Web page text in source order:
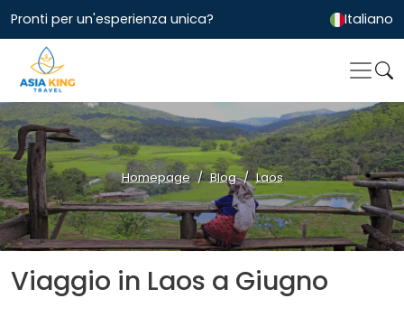
Pronti per un'esperienza unica? Italiano
Homepage Blog Laos
Viaggio in Laos a Giugno